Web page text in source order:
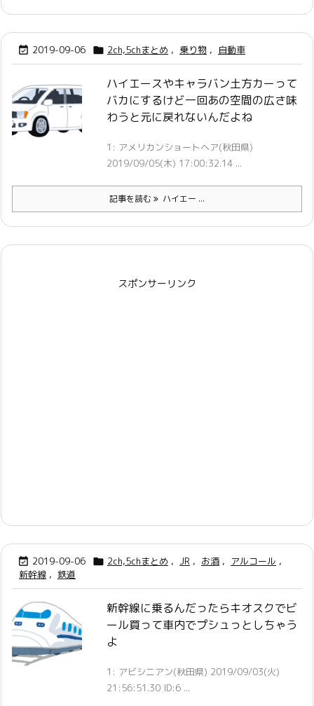
 2019-09-06  2ch,5chまとめ , 乗り物 , 自動車
ハイエースやキャラバン土方カーって
バカにするけど一回あの空間の広さ味
わうと元に戻れないんだよね
1: アメリカンショートヘア(秋田県)
2019/09/05(木) 17:00:32.14 ...
記事を読む ハイエー ...
スポンサーリンク
 2019-09-06  2ch,5chまとめ , JR , お酒 , アルコール ,
新幹線 , 鉄道
新幹線に乗るんだったらキオスクでビ
ール買って車内でプシュっとしちゃう
よ
1: アビシニアン(秋田県) 2019/09/03(火)
21:56:51.30 ID:6 ...